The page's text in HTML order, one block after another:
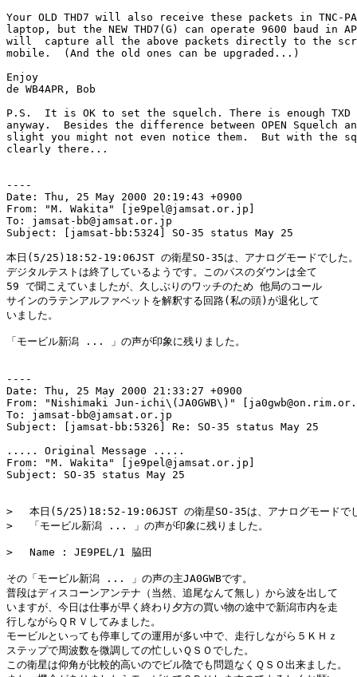
Your OLD THD7 will also receive these packets in TNC-
laptop, but the NEW THD7(G) can operate 9600 baud in
will  capture all the above packets directly to the
mobile.  (And the old ones can be upgraded...)
Enjoy
de WB4APR, Bob
P.S.  It is OK to set the squelch. There is enough
anyway.  Besides the difference between OPEN Squelch
slight you might not even notice them.  But with the
clearly there...
----
Date: Thu, 25 May 2000 20:19:43 +0900
From: "M. Wakita" [je9pel@jamsat.or.jp]
To: jamsat-bb@jamsat.or.jp
Subject: [jamsat-bb:5324] SO-35 status May 25
本日(5/25)18:52-19:06JST の衛星SO-35は、アナログモードでした
デジタルテストは終了しているようです。このパスのダウンは全て
59 で聞こえていましたが、久しぶりのワッチのため 他局のコール
サインのラテンアルファベットを解釈する回路(私の頭)が退化して
いました。
「モービル新潟 ... 」の声が印象に残りました。
----
Date: Thu, 25 May 2000 21:33:27 +0900
From: "Nishimaki Jun-ichi\(JA0GWB\)"
To: jamsat-bb@jamsat.or.jp
Subject: [jamsat-bb:5326] Re: SO-35 status May 25
..... Original Message .....
From: "M. Wakita" [je9pel@jamsat.or.jp]
Subject: SO-35 status May 25
> 　本日(5/25)18:52-19:06JST の衛星SO-35は、アナログモードで
> 　「モービル新潟 ... 」の声が印象に残りました。
> 　Name : JE9PEL/1 脇田
その「モービル新潟 ... 」の声の主JA0GWBです。
普段はディスコーンアンテナ（当然、追尾なんて無し）から波を出して
いますが、今日は仕事が早く終わり夕方の買い物の途中で新潟市内を走
行しながらＱＲＶしてみました。
モービルといっても停車しての運用が多い中で、走行しながら５ＫＨｚ
ステップで周波数を微調しての忙しいＱＳＯでした。
この衛星は仰角が比較的高いのでビル陰でも問題なくＱＳＯ出来ました。